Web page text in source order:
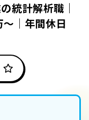
統計解析職｜
｜年間休日